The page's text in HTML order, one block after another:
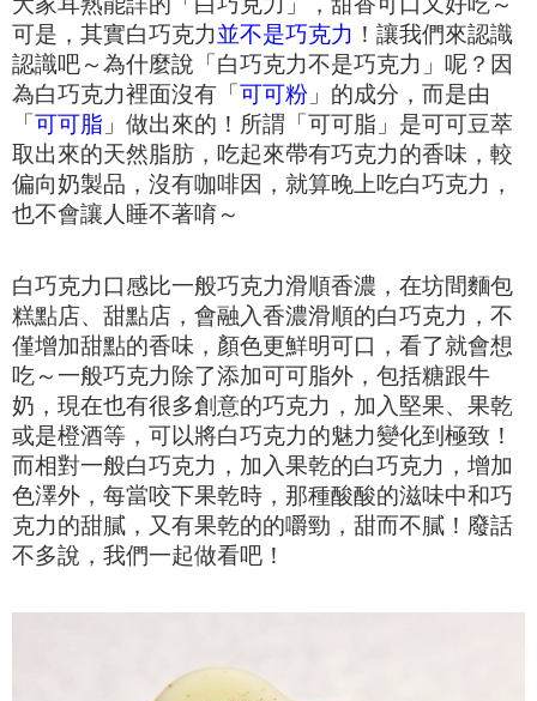
可是，其實白巧克力並不是巧克力 ！ 讓我們來認識
認識吧～為什麼說「白巧克力不是巧克力」呢？ 因
為白巧克力裡面沒有「可可粉 」的成分，而是由
「可可脂 」做出來的！ 所謂「可可脂」是可可豆萃
取出來的天然脂肪， 吃起來帶有巧克力的香味，較
偏向奶製品，沒有咖啡因， 就算晚上吃白巧克力，
也不會讓人睡不著唷～
白巧克力口感比一般巧克力滑順香濃， 在坊間麵包
糕點店、甜點店，會融入香濃滑順的白巧克力， 不
僅增加甜點的香味，顏色更鮮明可口，看了就會想
吃～一般巧克力除了添加可可脂外，包括糖跟牛
奶， 現在也有很多創意的巧克力，加入堅果、果乾
或是橙酒等， 可以將白巧克力的魅力變化到極致！
而相對一般白巧克力，加入果乾的白巧克力，增加
色澤外， 每當咬下果乾時，那種酸酸的滋味中和巧
克力的甜膩，又有果乾的的嚼勁，甜而不膩！ 廢話
不多說，我們一起做看吧！